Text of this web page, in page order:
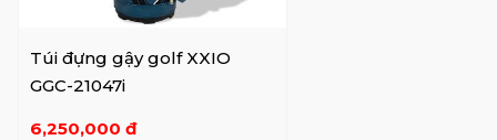
Túi đựng gậy golf XXIO
GGC-21047i
6,250,000 đ